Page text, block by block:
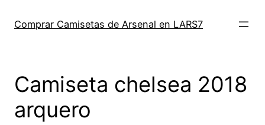
Comprar Camisetas de Arsenal en LARS7
Camiseta chelsea 2018
arquero